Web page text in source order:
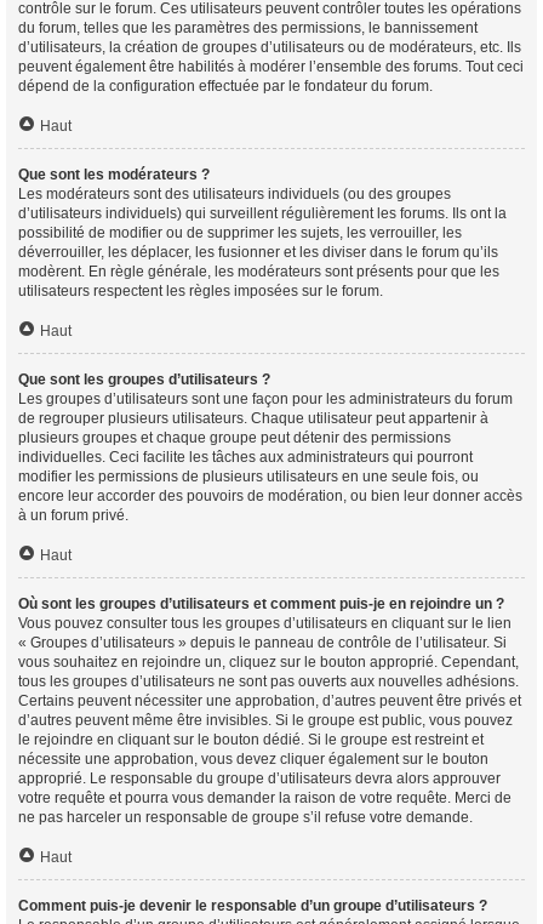
contrôle sur le forum. Ces utilisateurs peuvent contrôler toutes les opérations
du forum, telles que les paramètres des permissions, le bannissement
d’utilisateurs, la création de groupes d’utilisateurs ou de modérateurs, etc. Ils
peuvent également être habilités à modérer l’ensemble des forums. Tout ceci
dépend de la configuration effectuée par le fondateur du forum.
Haut
Que sont les modérateurs ?
Les modérateurs sont des utilisateurs individuels (ou des groupes
d’utilisateurs individuels) qui surveillent régulièrement les forums. Ils ont la
possibilité de modifier ou de supprimer les sujets, les verrouiller, les
déverrouiller, les déplacer, les fusionner et les diviser dans le forum qu’ils
modèrent. En règle générale, les modérateurs sont présents pour que les
utilisateurs respectent les règles imposées sur le forum.
Haut
Que sont les groupes d’utilisateurs ?
Les groupes d’utilisateurs sont une façon pour les administrateurs du forum
de regrouper plusieurs utilisateurs. Chaque utilisateur peut appartenir à
plusieurs groupes et chaque groupe peut détenir des permissions
individuelles. Ceci facilite les tâches aux administrateurs qui pourront
modifier les permissions de plusieurs utilisateurs en une seule fois, ou
encore leur accorder des pouvoirs de modération, ou bien leur donner accès
à un forum privé.
Haut
Où sont les groupes d’utilisateurs et comment puis-je en rejoindre un ?
Vous pouvez consulter tous les groupes d’utilisateurs en cliquant sur le lien
« Groupes d’utilisateurs » depuis le panneau de contrôle de l’utilisateur. Si
vous souhaitez en rejoindre un, cliquez sur le bouton approprié. Cependant,
tous les groupes d’utilisateurs ne sont pas ouverts aux nouvelles adhésions.
Certains peuvent nécessiter une approbation, d’autres peuvent être privés et
d’autres peuvent même être invisibles. Si le groupe est public, vous pouvez
le rejoindre en cliquant sur le bouton dédié. Si le groupe est restreint et
nécessite une approbation, vous devez cliquer également sur le bouton
approprié. Le responsable du groupe d’utilisateurs devra alors approuver
votre requête et pourra vous demander la raison de votre requête. Merci de
ne pas harceler un responsable de groupe s’il refuse votre demande.
Haut
Comment puis-je devenir le responsable d’un groupe d’utilisateurs ?